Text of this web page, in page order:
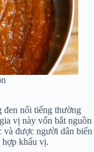
đen nổi tiếng thường
vị này vốn bắt nguồn
và được người dân biến
hợp khẩu vị.